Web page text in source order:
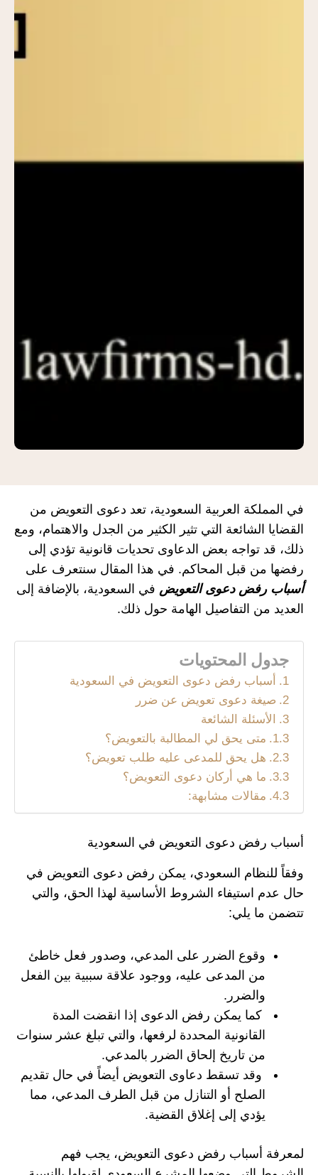
في المملكة العربية السعودية، تعد دعوى التعويض من
القضايا الشائعة التي تثير الكثير من الجدل والاهتمام، ومع
ذلك، قد تواجه بعض الدعاوى تحديات قانونية تؤدي إلى
رفضها من قبل المحاكم. في هذا المقال سنتعرف على
أسباب رفض دعوى التعويض في السعودية، بالإضافة إلى
العديد من التفاصيل الهامة حول ذلك.
جدول المحتويات
أسباب رفض دعوى التعويض في السعودية
صيغة دعوى تعويض عن ضرر
الأسئلة الشائعة
متى يحق لي المطالبة بالتعويض؟
هل يحق للمدعى عليه طلب تعويض؟
ما هي أركان دعوى التعويض؟
مقالات مشابهة:
أسباب رفض دعوى التعويض في السعودية
وفقاً للنظام السعودي، يمكن رفض دعوى التعويض في
حال عدم استيفاء الشروط الأساسية لهذا الحق، والتي
تتضمن ما يلي:
وقوع الضرر على المدعي، وصدور فعل خاطئ
من المدعى عليه، ووجود علاقة سببية بين الفعل
والضرر.
كما يمكن رفض الدعوى إذا انقضت المدة
القانونية المحددة لرفعها، والتي تبلغ عشر سنوات
من تاريخ إلحاق الضرر بالمدعي.
وقد تسقط دعاوى التعويض أيضاً في حال تقديم
الصلح أو التنازل من قبل الطرف المدعي، مما
يؤدي إلى إغلاق القضية.
لمعرفة أسباب رفض دعوى التعويض، يجب فهم